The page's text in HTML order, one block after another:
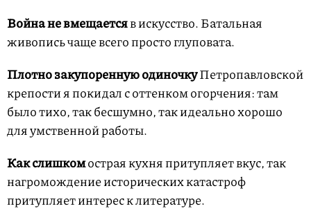
Война не вмещаетсяв искусство. Батальная
живопись чаще всего просто глуповата.
Плотно закупоренную одиночкуПетропавловской
крепости я покидал с оттенком огорчения: там
было тихо, так бесшумно, так идеально хорошо
для умственной работы.
Как слишкомострая кухня притупляет вкус, так
нагромождение исторических катастроф
притупляет интерес к литературе.